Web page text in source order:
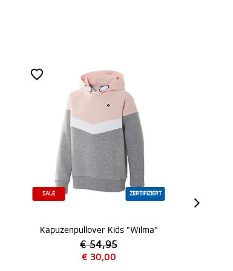
ZERTIFIZIERT
Kapuzenpullover Kids "Tomke"
€ 54,95